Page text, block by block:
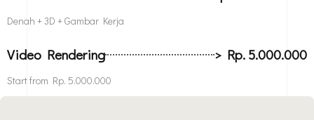
Denah + 3D + Gambar Kerja
Video Rendering > Rp. 5.000.000
Start from Rp. 5.000.000